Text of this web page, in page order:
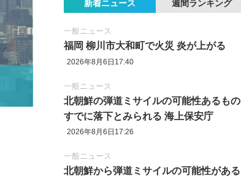
新着ニュース 週間ランキング
一般ニュース
福岡 柳川市大和町で火災 炎が上がる
2026年8月6日17:40
一般ニュース
北朝鮮の弾道ミサイルの可能性あるもの
すでに落下とみられる 海上保安庁
2026年8月6日17:26
一般ニュース
北朝鮮から弾道ミサイルの可能性がある